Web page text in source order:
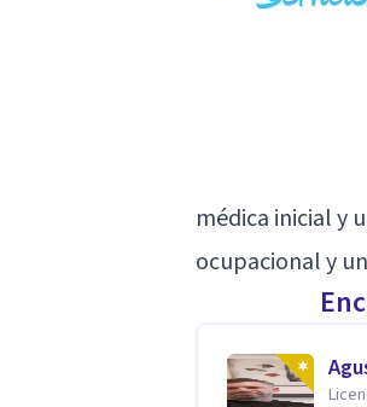
médica inicial y
ocupacional y